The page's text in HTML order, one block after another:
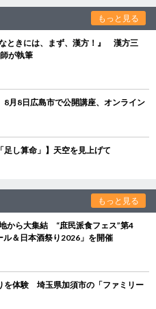
もっと見る
ときには、まず、漢方！』 漢方三
が執筆
月8日広島市で公開講座、オンライン
足し算命」】天空を見上げて
もっと見る
から大集結 “庶民派食フェス”第4
ル＆日本酒祭り2026」を開催
を体験 埼玉県加須市の「ファミリー